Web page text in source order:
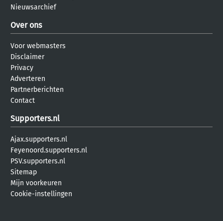
Nieuwsarchief
Over ons
Voor webmasters
Disclaimer
Privacy
Adverteren
Partnerberichten
Contact
Supporters.nl
Ajax.supporters.nl
Feyenoord.supporters.nl
PSV.supporters.nl
Sitemap
Mijn voorkeuren
Cookie-instellingen